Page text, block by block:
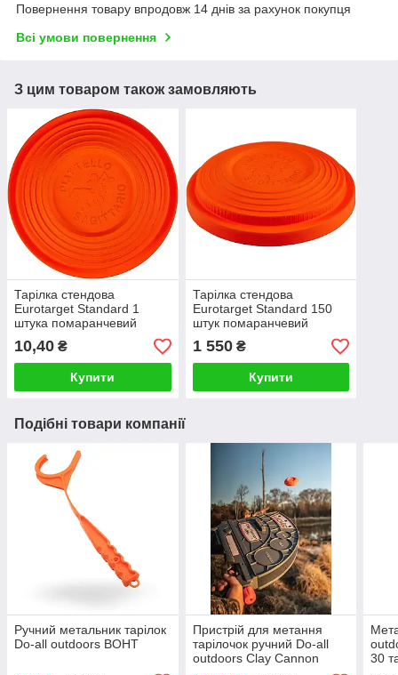
Повернення товару впродовж 14 днів за рахунок покупця
Всі умови повернення
З цим товаром також замовляють
Тарілка стендова
Eurotarget Standard 1
штука помаранчевий
10,40 ₴
Купити
Тарілка стендова
Eurotarget Standard 150
штук помаранчевий
1 550₴
Купити
Подібні товари компанії
Ручний метальник тарілок
Do-all outdoors BOHT
Пристрій для метання
тарілочок ручний Do-all
outdoors Clay Cannon
30